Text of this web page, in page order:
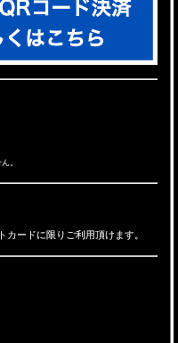
。
ードに限りご利用頂けます。